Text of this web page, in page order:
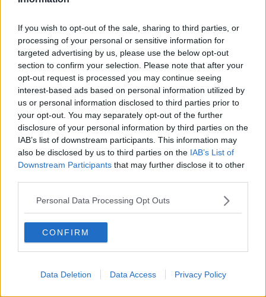
If you wish to opt-out of the sale, sharing to third parties, or
processing of your personal or sensitive information for
targeted advertising by us, please use the below opt-out
section to confirm your selection. Please note that after your
opt-out request is processed you may continue seeing
interest-based ads based on personal information utilized by
us or personal information disclosed to third parties prior to
your opt-out. You may separately opt-out of the further
disclosure of your personal information by third parties on the
IAB’s list of downstream participants. This information may
also be disclosed by us to third parties on the IAB’s List of
Downstream Participants that may further disclose it to other
Personal Data Processing Opt Outs
CONFIRM
Data Deletion Data Access Privacy Policy
​L’anno del vaccino
Giulio Regeni
​Il rosario
Paolo Rossi
Maradona
Cronaca
​Ancora Covid
​Biden!
In memoria
​Ancora Francesco
Rieccoci
Tenet
Suarez
​Il responso
Non lo so
Valdera